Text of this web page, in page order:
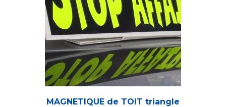
MAGNETIQUE de TOIT triangle